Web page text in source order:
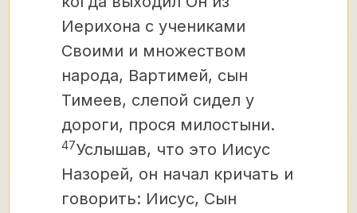
Иерихона с учениками
Своими и множеством
народа, Вартимей, сын
Тимеев, слепой сидел у
дороги, прося милостыни.
47Услышав, что это Иисус
Назорей, он начал кричать и
говорить: Иисус, Сын